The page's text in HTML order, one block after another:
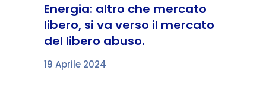
Energia: altro che mercato
libero, si va verso il mercato
del libero abuso.
19 Aprile 2024